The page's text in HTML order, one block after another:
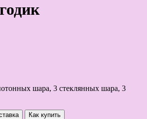
шара, 3 стеклянных шара, 3
Как купить